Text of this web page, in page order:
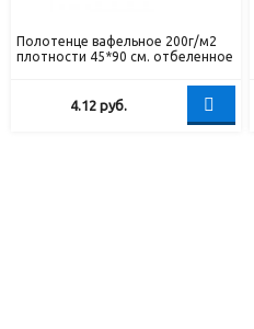
Полотенце вафельное 200г/м2
плотности 45*90 см. отбеленное
4.12 руб.